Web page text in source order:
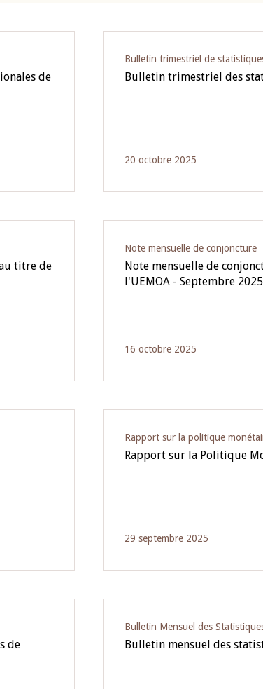
de
Bulletin trimestriel de
Bulletin trimestriel des
20 octobre 2025
titre de
Note mensuelle de conjoncture
Note mensuelle de
l'UEMOA - Septembre 2025
16 octobre 2025
Rapport sur la politique
Rapport sur la Politique
29 septembre 2025
de
Bulletin Mensuel des
Bulletin mensuel des